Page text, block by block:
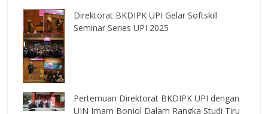
Direktorat BKDIPK UPI Gelar Softskill
Seminar Series UPI 2025
Pertemuan Direktorat BKDIPK UPI dengan
UIN Imam Bonjol Dalam Rangka Studi Tiru